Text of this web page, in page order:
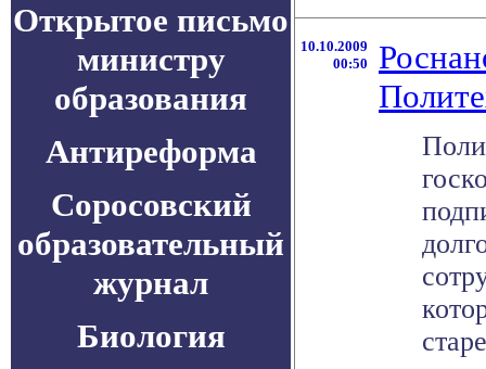
Открытое письмо
министру
образования
Антиреформа
Соросовский
образовательный
журнал
Биология
10.10.2009
00:50